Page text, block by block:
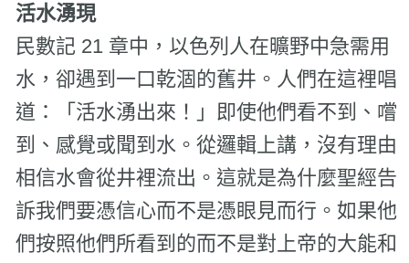
活水湧現
民數記 21 章中，以色列人在曠野中急需用
水，卻遇到一口乾涸的舊井。人們在這裡唱
道：「活水湧出來！」即使他們看不到、嚐
到、感覺或聞到水。從邏輯上講，沒有理由
相信水會從井裡流出。這就是為什麼聖經告
訴我們要憑信心而不是憑眼見而行。如果他
們按照他們所看到的而不是對上帝的大能和